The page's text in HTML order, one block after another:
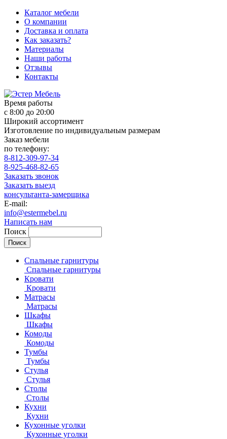
Каталог мебели
О компании
Доставка и оплата
Как заказать?
Материалы
Наши работы
Отзывы
Контакты
Время работы
с 8:00 до 20:00
Широкий ассортимент
Изготовление по индивидуальным размерам
Заказ мебели
по телефону:
8-812-309-97-34
8-925-468-82-65
Заказать звонок
Заказать выезд
консультанта-замерщика
E-mail:
info@estermebel.ru
Написать нам
Поиск
Спальные гарнитуры
Спальные гарнитуры
Кровати
Кровати
Матрасы
Матрасы
Шкафы
Шкафы
Комоды
Комоды
Тумбы
Тумбы
Стулья
Стулья
Столы
Столы
Кухни
Кухни
Кухонные уголки
Кухонные уголки